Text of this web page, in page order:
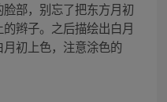
部，别忘了把东方月初
辫子。之后描绘出白月
初上色，注意涂色的